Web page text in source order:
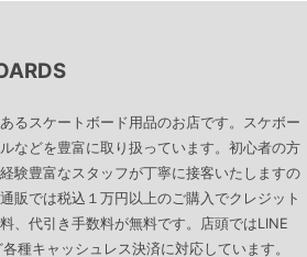
るスケートボード用品のお店です。スケボー
などを豊富に取り扱っています。初心者の方
験豊富なスタッフが丁寧に接客いたしますの
販では税込１万円以上のご購入でクレジット
、代引き手数料が無料です。店頭ではLINE
種キャッシュレス決済に対応しています。